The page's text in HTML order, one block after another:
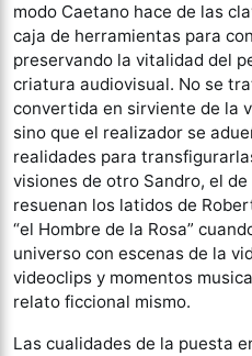
modo Caetano hace de las
caja de herramientas para
preservando la vitalidad del
criatura audiovisual. No se
convertida en sirviente de la
sino que el realizador se
realidades para
visiones de otro Sandro, el
resuenan los latidos de
“el Hombre de la Rosa”
universo con escenas de la
videoclips y momentos
relato ficcional mismo.
Las cualidades de la puesta